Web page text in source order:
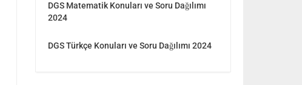
DGS Matematik Konuları ve Soru Dağılımı
2024
DGS Türkçe Konuları ve Soru Dağılımı 2024